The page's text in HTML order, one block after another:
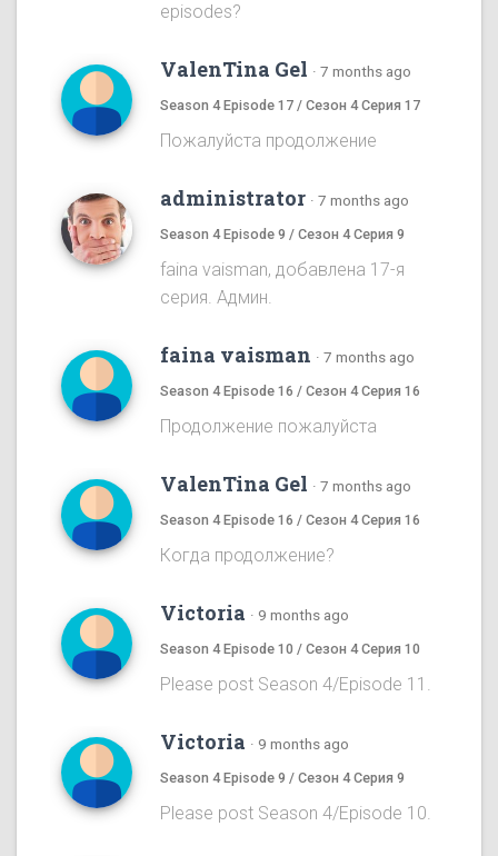
episodes?
ValenTina Gel · 7 months ago
Season 4 Episode 17 / Сезон 4 Серия 17
Пожалуйста продолжение
administrator · 7 months ago
Season 4 Episode 9 / Сезон 4 Серия 9
faina vaisman, добавлена 17-я
серия. Админ.
faina vaisman · 7 months ago
Season 4 Episode 16 / Сезон 4 Серия 16
Продолжение пожалуйста
ValenTina Gel · 7 months ago
Season 4 Episode 16 / Сезон 4 Серия 16
Когда продолжение?
Victoria · 9 months ago
Season 4 Episode 10 / Сезон 4 Серия 10
Please post Season 4/Episode 11.
Victoria · 9 months ago
Season 4 Episode 9 / Сезон 4 Серия 9
Please post Season 4/Episode 10.